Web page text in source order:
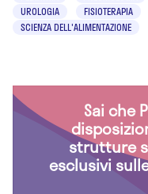
UROLOGIA
FISIOTERAPIA
SCIENZA DELL'ALIMENTAZIONE
Sai che
strutture
esclusivi